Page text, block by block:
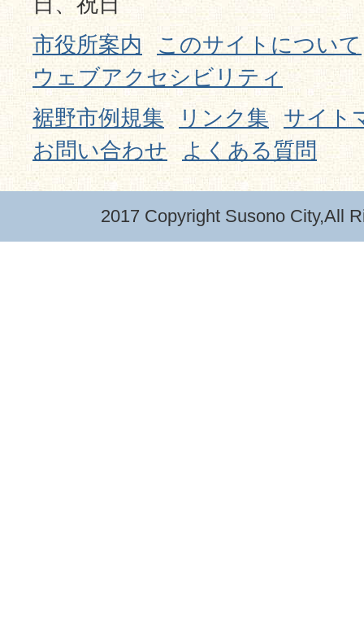
市役所案内
このサイトについて
ウェブアクセシビリティ
裾野市例規集
リンク集
サイト
お問い合わせ
よくある質問
2017 Copyright Susono City,All